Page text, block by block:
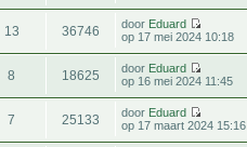
13 36746 door Eduard
op 17 mei 2024 10:18
8 18625 door Eduard
op 16 mei 2024 11:45
7 25133 door Eduard
op 17 maart 2024 15:16